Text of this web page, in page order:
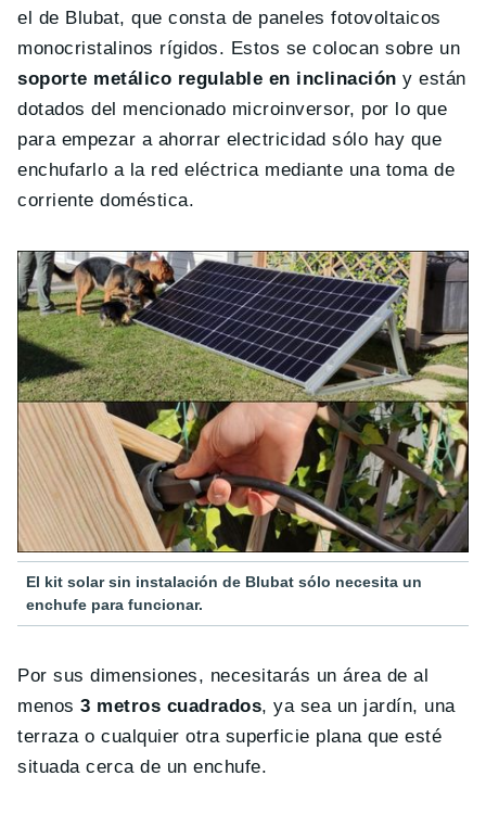
el de Blubat, que consta de paneles fotovoltaicos
monocristalinos rígidos. Estos se colocan sobre un
soporte metálico regulable en inclinación y están
dotados del mencionado microinversor, por lo que
para empezar a ahorrar electricidad sólo hay que
enchufarlo a la red eléctrica mediante una toma de
corriente doméstica.
El kit solar sin instalación de Blubat sólo necesita un
enchufe para funcionar.
Por sus dimensiones, necesitarás un área de al
menos3 metros cuadrados, ya sea un jardín, una
terraza o cualquier otra superficie plana que esté
situada cerca de un enchufe.